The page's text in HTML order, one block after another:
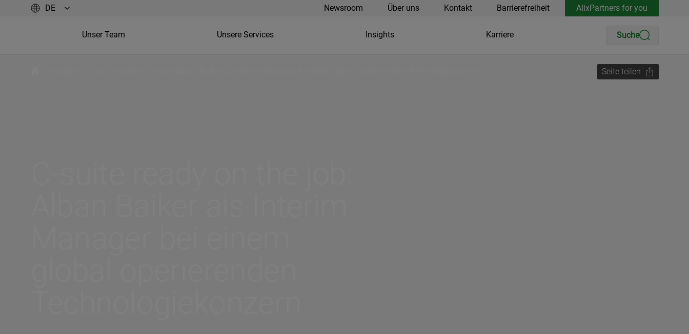
Newsroom Über uns Kontakt Barrierefreiheit AlixPartners for you
Unser Team Unsere Services Insights Karriere Suche
Seite teilen